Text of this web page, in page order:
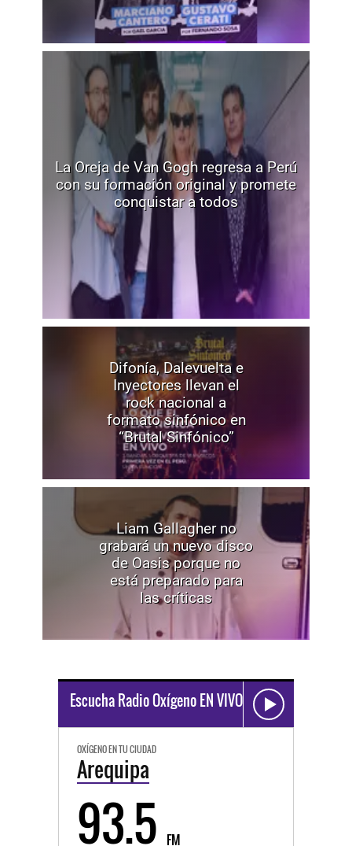
La Oreja de Van Gogh regresa a Perú
con su formación original y promete
conquistar a todos
Difonía, Dalevuelta e
Inyectores llevan el
rock nacional a
formato sinfónico en
“Brutal Sinfónico”
Liam Gallagher no
grabará un nuevo disco
de Oasis porque no
está preparado para
las críticas
Escucha Radio Oxígeno EN VIVO
OXÍGENO EN TU CIUDAD
Arequipa
93.5 FM